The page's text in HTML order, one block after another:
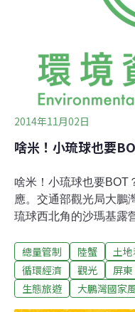
2014年11月02日
啥米！小琉球也要
啥米！小琉球也要BOT
應。交通部觀光局大鵬
琉球西北角的沙瑪基露
低密度開發，比起小琉
都低許多。但問題是，
已經讓島上的水、電資
得水電資源的搶奪，更
總量管制 陸蟹 土
循環經濟
觀光 屏東
生態旅遊
大鵬灣國家